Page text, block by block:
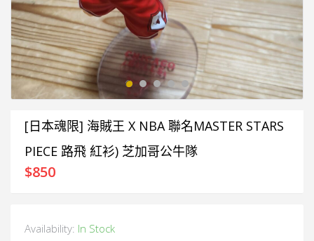
[日本魂限] 海賊王 X NBA 聯名MASTER STARS
PIECE 路飛 紅衫) 芝加哥公牛隊
$850
Availability: In Stock